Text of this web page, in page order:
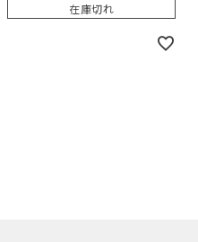
在庫切れ